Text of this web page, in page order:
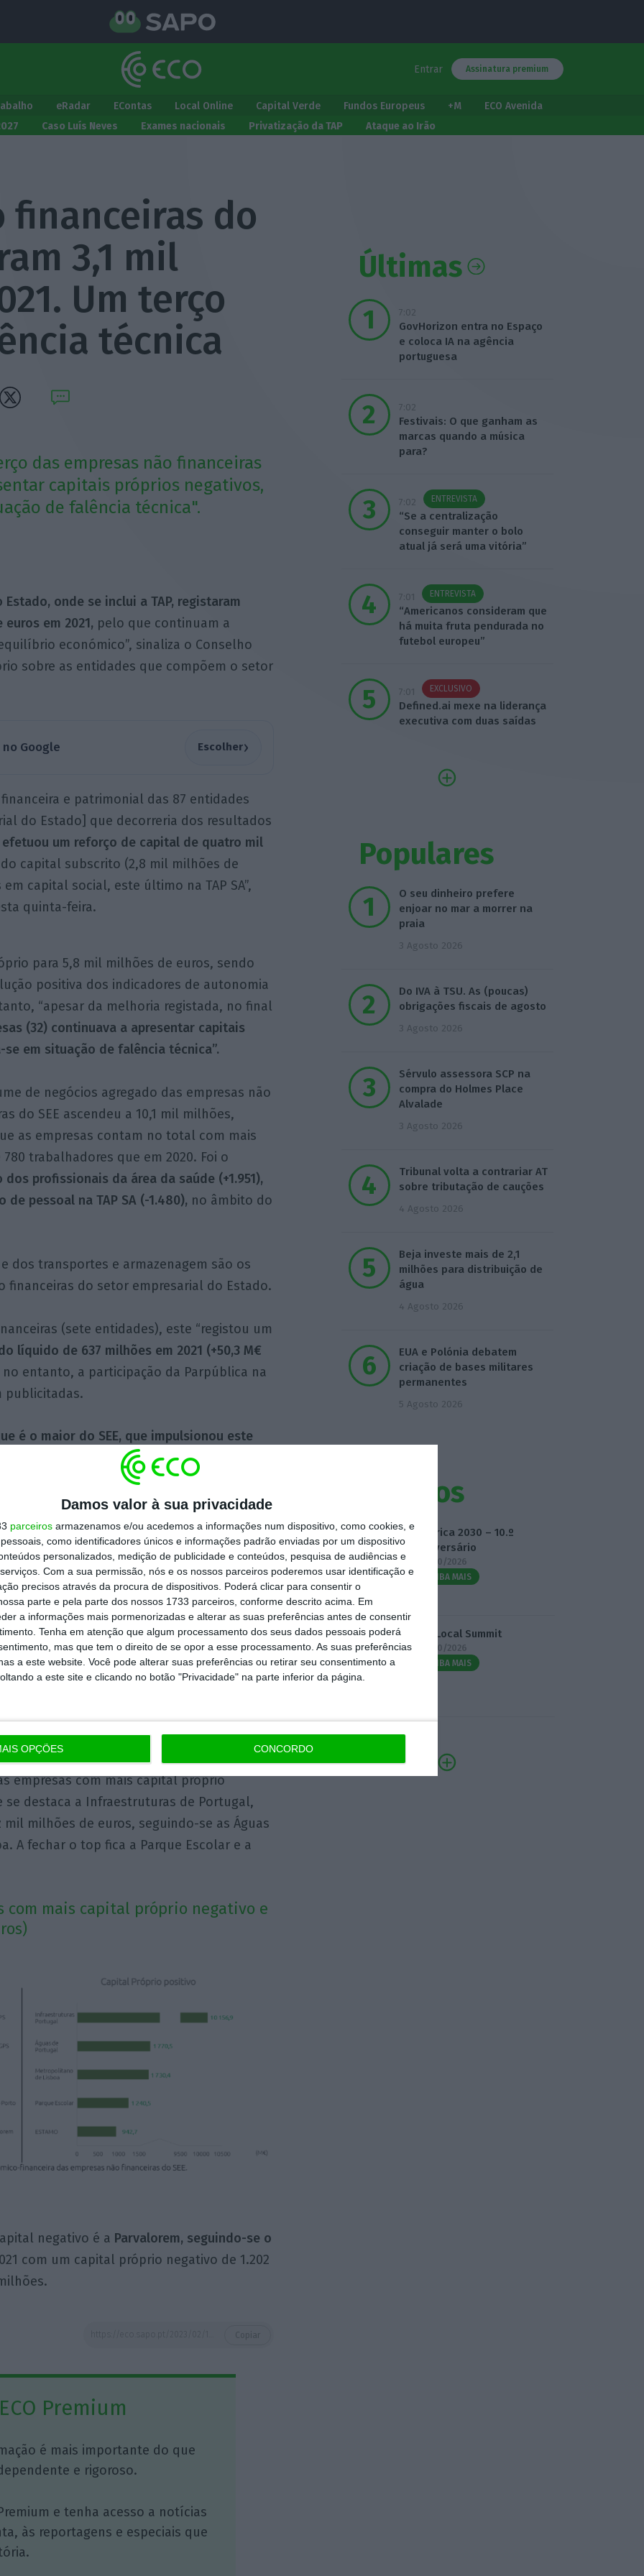
Damos valor à sua privacidade
parceiros armazenamos e/ou acedemos a informações num dispositivo, como cookies, e
como identificadores únicos e informações padrão enviadas por um dispositivo
personalizados, medição de publicidade e conteúdos, pesquisa de audiências e
Com a sua permissão, nós e os nossos parceiros poderemos usar identificação e
precisos através da procura de dispositivos. Poderá clicar para consentir o
parte e pela parte dos nossos 1733 parceiros, conforme descrito acima. Em
a informações mais pormenorizadas e alterar as suas preferências antes de consentir
Tenha em atenção que algum processamento dos seus dados pessoais poderá
mas que tem o direito de se opor a esse processamento. As suas preferências
a este website. Você pode alterar suas preferências ou retirar seu consentimento a
a este site e clicando no botão "Privacidade" na parte inferior da página.
OPÇÕES CONCORDO
Entrar Assinatura premium
eRadar EContas Local Online Capital Verde Fundos Europeus +M
ECO Avenida
Caso Luís Neves Exames nacionais Privatização da TAP Ataque ao Irão
financeiras do
3,1 mil
Um terço
técnica
das empresas não financeiras
capitais próprios negativos,
de falência técnica".
onde se inclui a TAP, registaram
em 2021, pelo que continuam a
económico”, sinaliza o Conselho
sobre as entidades que compõem o setor
Google Escolher›
e patrimonial das 87 entidades
do Estado] que decorreria dos resultados
um reforço de capital de quatro mil
capital subscrito (2,8 mil milhões de
capital social, este último na TAP SA”,
quinta-feira.
para 5,8 mil milhões de euros, sendo
positiva dos indicadores de autonomia
“apesar da melhoria registada, no final
(32) continuava a apresentar capitais
em situação de falência técnica”.
de negócios agregado das empresas não
do SEE ascendeu a 10,1 mil milhões,
as empresas contam no total com mais
780 trabalhadores que em 2020. Foi o
dos profissionais da área da saúde (+1.951),
pessoal na TAP SA (-1.480), no âmbito do
dos transportes e armazenagem são os
financeiras do setor empresarial do Estado.
(sete entidades), este “registou um
líquido de 637 milhões em 2021 (+50,3 M€
entanto, a participação da Parpública na
publicitadas.
é o maior do SEE, que impulsionou este
como de volume de negócios”, nota
universo total, composto pelas empresas
e não financeiras “a função de acionista
pelo Estado direta ou indiretamente através
por si participadas abrangia umcapital
de 33,5 mil milhões de euros”, o que
15,6% do PIB nacional.Registou um
de 2021, o SEE em análise
pela DGAEP”.
empresas com mais capital próprio
destaca a Infraestruturas de Portugal,
milhões de euros, seguindo-se as Águas
A fechar o top fica a Parque Escolar e a
com mais capital próprio negativo e
negativo é a Parvalorem, seguindo-se o
com um capital próprio negativo de 1.202
Premium
é mais importante do que
e rigoroso.
e tenha acesso a notícias
às reportagens e especiais que
Últimas
7:02
GovHorizon entra no Espaço
e coloca IA na agência
portuguesa
7:02
Festivais: O que ganham as
marcas quando a música
para?
7:02 ENTREVISTA
“Se a centralização
conseguir manter o bolo
atual já será uma vitória”
7:01 ENTREVISTA
“Americanos consideram que
há muita fruta pendurada no
futebol europeu”
7:01 EXCLUSIVO
Defined.ai mexe na liderança
executiva com duas saídas
Populares
O seu dinheiro prefere
enjoar no mar a morrer na
praia
3 Agosto 2026
Do IVA à TSU. As (poucas)
obrigações fiscais de agosto
3 Agosto 2026
Sérvulo assessora SCP na
compra do Holmes Place
Alvalade
3 Agosto 2026
Tribunal volta a contrariar AT
sobre tributação de cauções
4 Agosto 2026
Beja investe mais de 2,1
milhões para distribuição de
água
4 Agosto 2026
EUA e Polónia debatem
criação de bases militares
permanentes
5 Agosto 2026
Eventos
Fábrica 2030 – 10.º
Aniversário
14/10/2026
SAIBA MAIS
3.º Local Summit
07/10/2026
SAIBA MAIS